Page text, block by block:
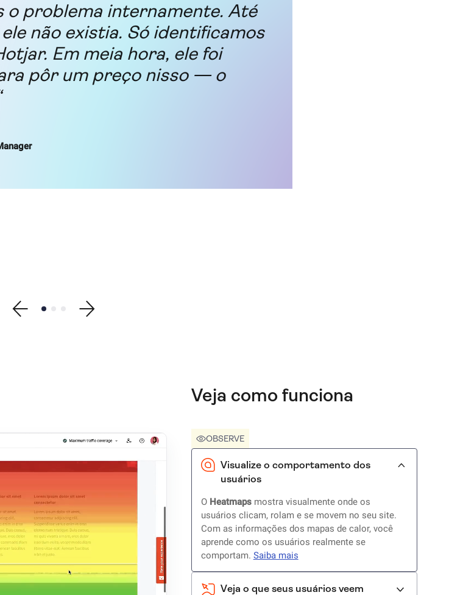
o problema internamente. Até
não existia. Só identificamos
Em meia hora, ele foi
pôr um preço nisso — o
Show previous testimonial
Show testimonial 1
Show testimonial 2
Show testimonial 3
next testimonial
Veja como funciona
OBSERVE
Visualize o comportamento dos
usuários
O Heatmapsmostra visualmente onde os
usuários clicam, rolam e se movem no seu site.
Com as informações dos mapas de calor, você
aprende como os usuários realmente se
comportam. Saiba mais
Veja o que seus usuários veem